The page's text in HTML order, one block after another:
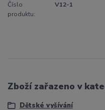
Číslo
produktu:
V12-1
Zboží zařazeno v
Dětské vyšívání